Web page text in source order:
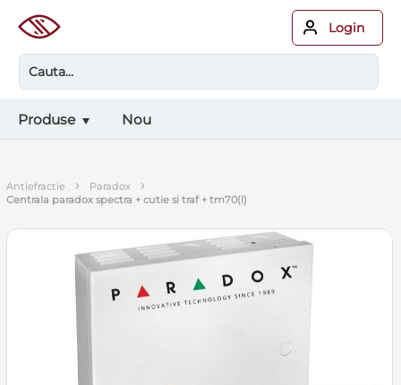
Login
Produse Nou
antiefractie › paradox ›
centrala paradox spectra + cutie si traf + tm70(l)